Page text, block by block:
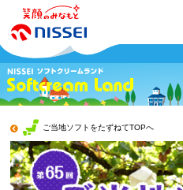
ご当地ソフトをたずねてTOPへ